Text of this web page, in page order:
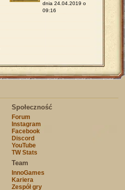
dnia 24.04.2019 o
09:16
Społeczność
Forum
Instagram
Facebook
Discord
YouTube
TW Stats
Team
InnoGames
Kariera
Zespół gry